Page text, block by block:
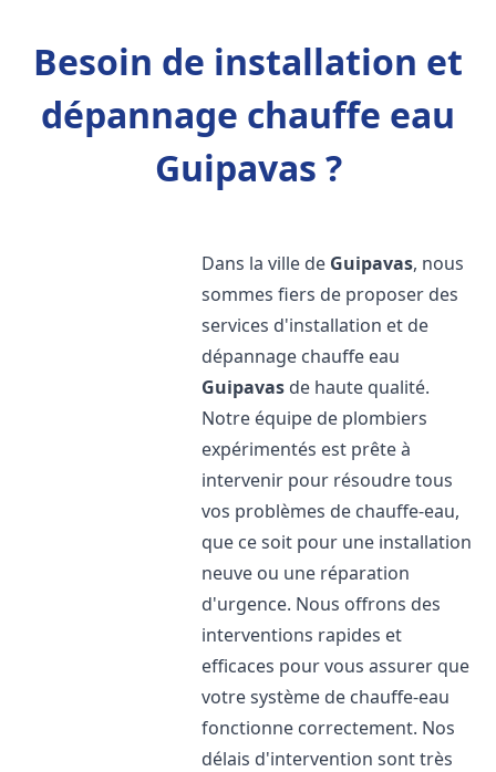
Besoin de installation et
dépannage chauffe eau
Guipavas ?
Dans la ville de Guipavas, nous
sommes fiers de proposer des
services d'installation et de
dépannage chauffe eau
Guipavas de haute qualité.
Notre équipe de plombiers
expérimentés est prête à
intervenir pour résoudre tous
vos problèmes de chauffe-eau,
que ce soit pour une installation
neuve ou une réparation
d'urgence. Nous offrons des
interventions rapides et
efficaces pour vous assurer que
votre système de chauffe-eau
fonctionne correctement. Nos
délais d'intervention sont très